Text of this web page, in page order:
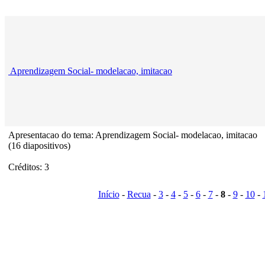
Aprendizagem Social- modelacao, imitacao
Apresentacao do tema: Aprendizagem Social- modelacao, imitacao
(16 diapositivos)
Créditos: 3
Início- Recua- 3- 4- 5- 6- 7- 8- 9- 10-